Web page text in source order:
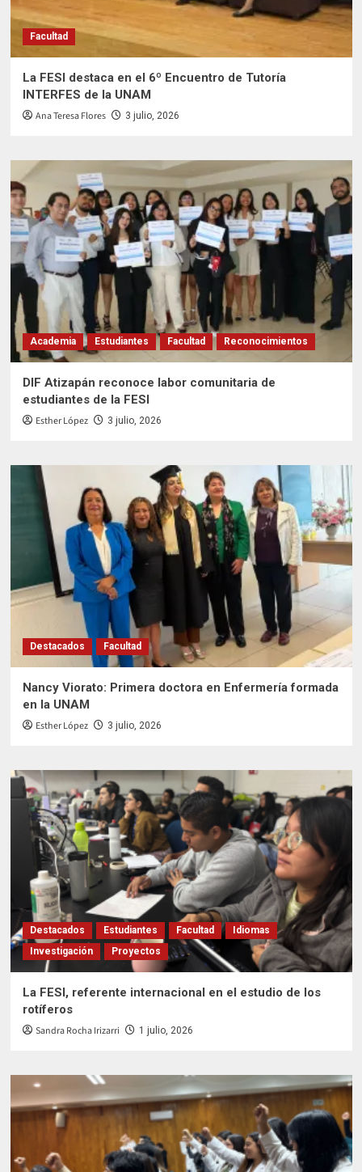
Facultad
La FESI destaca en el 6º Encuentro de Tutoría
INTERFES de la UNAM
Ana Teresa Flores 3 julio, 2026
Academia Estudiantes Facultad Reconocimientos
DIF Atizapán reconoce labor comunitaria de
estudiantes de la FESI
Esther López 3 julio, 2026
Destacados Facultad
Nancy Viorato: Primera doctora en Enfermería formada
en la UNAM
Esther López 3 julio, 2026
Destacados Estudiantes Facultad
Idiomas
Investigación
Proyectos
La FESI, referente internacional en el estudio de los
rotíferos
Sandra Rocha Irizarri 1 julio, 2026